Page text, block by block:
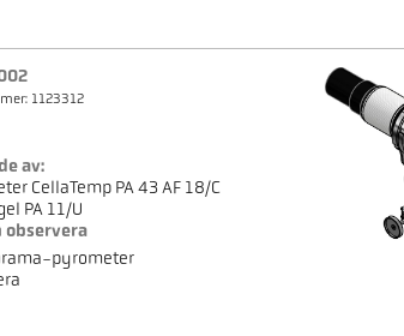
1123312
av:
CellaTemp PA 43 AF 18/C
PA 11/U
observera
pyrometer